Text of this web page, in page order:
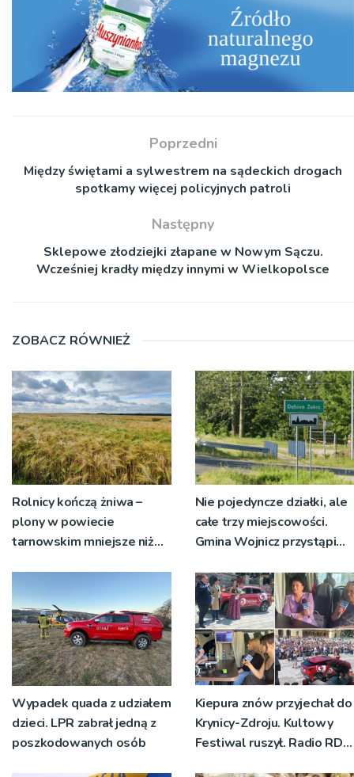
Poprzedni
Między świętami a sylwestrem na sądeckich drogach
spotkamy więcej policyjnych patroli
Następny
Sklepowe złodziejki złapane w Nowym Sączu.
Wcześniej kradły między innymi w Wielkopolsce
ZOBACZ RÓWNIEŻ
Rolnicy kończą żniwa –
plony w powiecie
tarnowskim mniejsze niż
Nie pojedyncze działki, ale
całe trzy miejscowości.
Gmina Wojnicz przystąpi
planistycznych
Wypadek quada z udziałem
dzieci. LPR zabrał jedną z
poszkodowanych osób
Kiepura znów przyjechał do
Krynicy-Zdroju. Kultowy
Festiwal ruszył. Radio RDN